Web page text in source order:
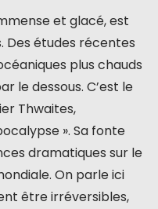
et glacé, est
études récentes
plus chauds
le dessous. C’est le
Thwaites,
». Sa fonte
dramatiques sur le
On parle ici
être irréversibles,